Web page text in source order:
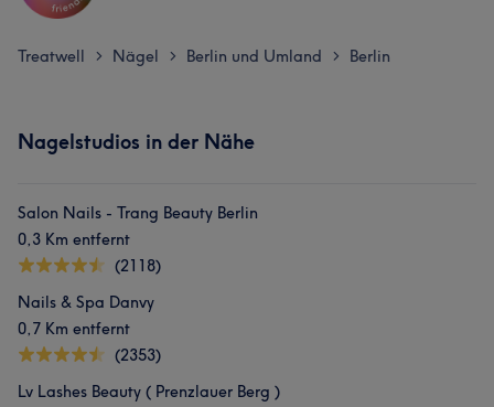
Treatwell > Nägel > Berlin und Umland > Berlin
Nagelstudios in der Nähe
Salon Nails - Trang Beauty Berlin
0,3 Km entfernt
(2118)
Nails & Spa Danvy
0,7 Km entfernt
(2353)
Lv Lashes Beauty ( Prenzlauer Berg )